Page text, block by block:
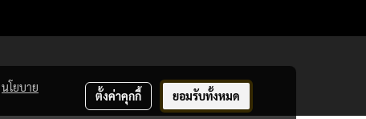
นโยบาย
ตั้งค่าคุกกี้ ยอมรับทั้งหมด